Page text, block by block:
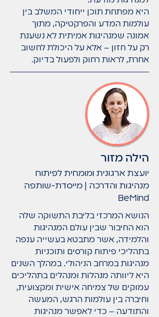
היא מפתחת תוכן ייחודי המשלב בין
עולמות המדע והפרקטיקה, מתוך
אמונה שמנהיגות אמיתית לא נשענת
רק על חזון – אלא על היכולת לחשוב
אחרת, לראות רחוק ולפעול בדיוק.
הילה מזור
יועצת ארגונית ומומחית לפיתוח
מנהיגות והדרכה | מייסדת-שותפה
BeMind
הנושא המרכזי בליבת התשוקה שלה
הוא החיבור שבין עולם המנהיגות
והלמידה, אשר מתבטא בעשייה ענפה
בתהליכי פיתוח קורסים ותוכניות
מנהיגות במרחב הניהולי. במהלך השנים
היא ליוותה מנהלות ומנהלים בתהליכים
עמוקים של צמיחה אישית ומקצועית,
וחיברה בין עולמות הרגש, המעשה
והתודעה – כדי לאפשר מנהיגות